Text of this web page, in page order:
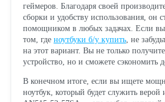
геймеров. Благодаря своей
сборки и удобству использования, он
помощником в любых задачах. Если вы
том, где ноутбуки б/у купить, не
на этот вариант. Вы не только
устройство, но и сможете сэкономить
В конечном итоге, если вы ищете
ноутбук, который будет служить